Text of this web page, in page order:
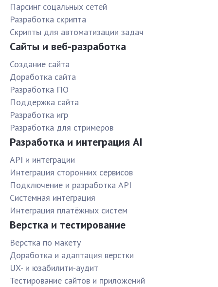
Парсинг соцальных сетей
Разработка скрипта
Скрипты для автоматизации задач
Сайты и веб-разработка
Создание сайта
Доработка сайта
Разработка ПО
Поддержка сайта
Разработка игр
Разработка для стримеров
Разработка и интеграция AI
API и интеграции
Интеграция сторонних сервисов
Подключение и разработка API
Системная интеграция
Интеграция платёжных систем
Верстка и тестирование
Верстка по макету
Доработка и адаптация верстки
UX- и юзабилити-аудит
Тестирование сайтов и приложений